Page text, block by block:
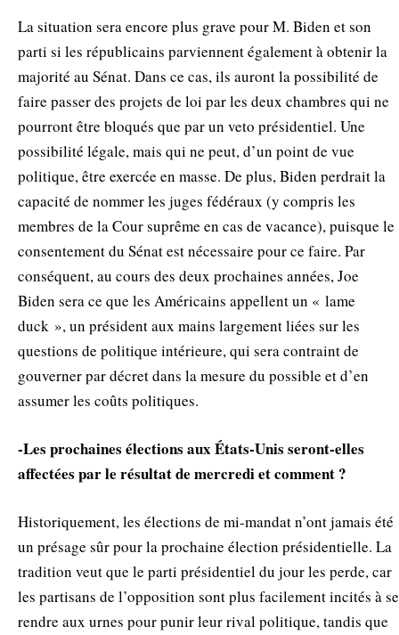
La situation sera encore plus grave pour M. Biden et son
parti si les républicains parviennent également à obtenir la
majorité au Sénat. Dans ce cas, ils auront la possibilité de
faire passer des projets de loi par les deux chambres qui ne
pourront être bloqués que par un veto présidentiel. Une
possibilité légale, mais qui ne peut, d’un point de vue
politique, être exercée en masse. De plus, Biden perdrait la
capacité de nommer les juges fédéraux (y compris les
membres de la Cour suprême en cas de vacance), puisque le
consentement du Sénat est nécessaire pour ce faire. Par
conséquent, au cours des deux prochaines années, Joe
Biden sera ce que les Américains appellent un « lame
duck », un président aux mains largement liées sur les
questions de politique intérieure, qui sera contraint de
gouverner par décret dans la mesure du possible et d’en
assumer les coûts politiques.
-Les prochaines élections aux États-Unis seront-elles
affectées par le résultat de mercredi et comment ?
Historiquement, les élections de mi-mandat n’ont jamais été
un présage sûr pour la prochaine élection présidentielle. La
tradition veut que le parti présidentiel du jour les perde, car
les partisans de l’opposition sont plus facilement incités à se
rendre aux urnes pour punir leur rival politique, tandis que